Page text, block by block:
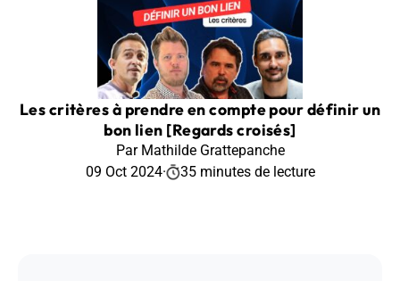
Les critères à prendre en compte pour définir un
bon lien [Regards croisés]
Par Mathilde Grattepanche
09 Oct 2024· 35 minutes de lecture